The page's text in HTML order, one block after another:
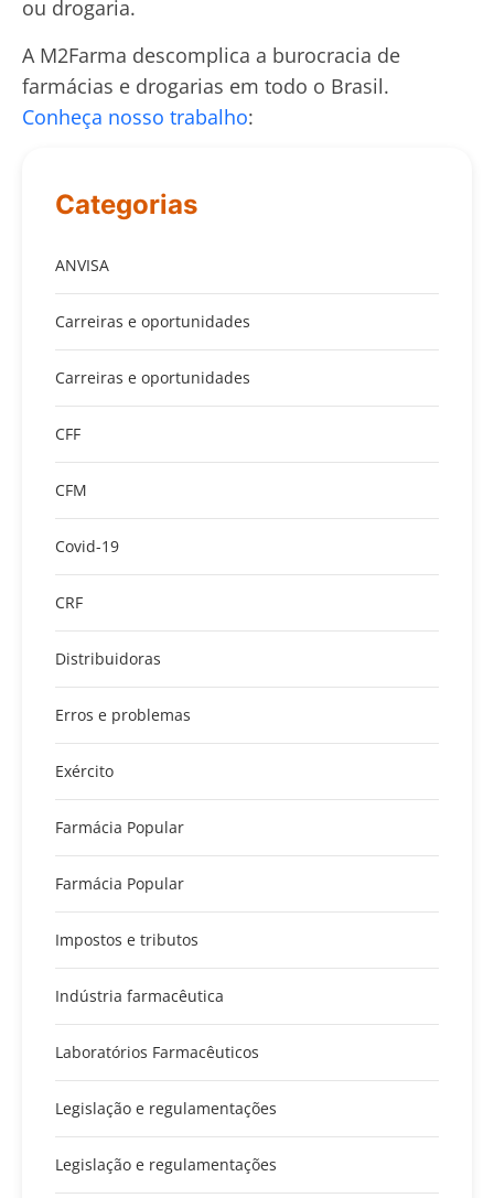
ou drogaria.
A M2Farma descomplica a burocracia de
farmácias e drogarias em todo o Brasil.
Conheça nosso trabalho:
Categorias
ANVISA
Carreiras e oportunidades
Carreiras e oportunidades
CFF
CFM
Covid-19
CRF
Distribuidoras
Erros e problemas
Exército
Farmácia Popular
Farmácia Popular
Impostos e tributos
Indústria farmacêutica
Laboratórios Farmacêuticos
Legislação e regulamentações
Legislação e regulamentações